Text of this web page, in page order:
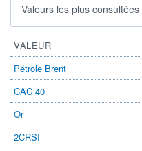
DIVIDENDE
0,27 EUR (04/05/26)
PROCHAIN
DIVIDENDE
ÉLIGIBILITÉ
PEA PEA-PME
Boursobank
Valeurs les plus consultées
VALEUR
Pétrole Brent
CAC 40
Or
2CRSI